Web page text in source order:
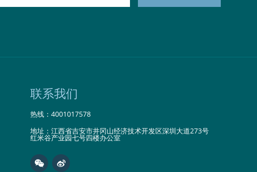
联系我们
热线： 4001017578
地址：江西省吉安市井冈山经济技术开发区深圳大道273号
红米谷产业园七号四楼办公室